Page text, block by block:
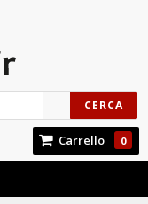
CERCA
Carrello 0